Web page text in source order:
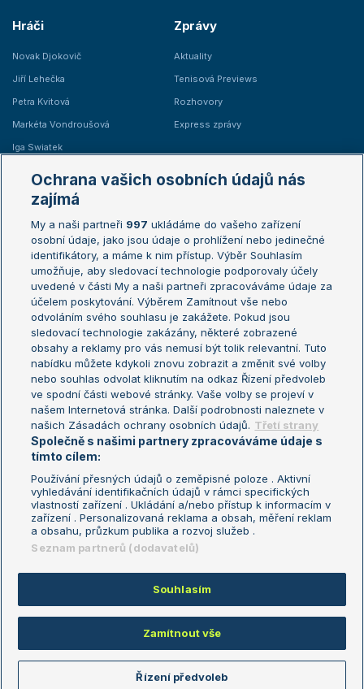
Hráči
Novak Djokovič
Jiří Lehečka
Petra Kvitová
Markéta Vondroušová
Iga Swiatek
Zprávy
Aktuality
Tenisová Previews
Rozhovory
Express zprávy
Žebříčky
Žebříček ATP (muži)
Žebříček WTA (ženy)
Sázkařský žebříček
Australian Open
French Open
Wimbledon
US Open
Turnaj mistrů
Turnaj mistryň
Aktualní trendy
Fotbalové přestupy
Livesport Daily
LS Prague Open
Podmínky užití
Nastavení soukromí
GDPR a žurnalistika
Reklama
Kontakt
Informace o zpracování osobních
údajů
Copyright © 2008-2026 TenisPortal.cz. Využíváme zpravodajství ČTK.
Ochrana vašich osobních údajů nás
zajímá
My a naši partneři 997 ukládáme do vašeho zařízení
osobní údaje, jako jsou údaje o prohlížení nebo jedinečné
identifikátory, a máme k nim přístup. Výběr Souhlasím
umožňuje, aby sledovací technologie podporovaly účely
uvedené v části My a naši partneři zpracováváme údaje za
účelem poskytování. Výběrem Zamítnout vše nebo
odvoláním svého souhlasu je zakážete. Pokud jsou
sledovací technologie zakázány, některé zobrazené
obsahy a reklamy pro vás nemusí být tolik relevantní. Tuto
nabídku můžete kdykoli znovu zobrazit a změnit své volby
nebo souhlas odvolat kliknutím na odkaz Řízení předvoleb
ve spodní části webové stránky. Vaše volby se projeví v
našem Internetová stránka. Další podrobnosti naleznete v
našich Zásadách ochrany osobních údajů. Třetí strany
Společně s našimi partnery zpracováváme údaje s
tímto cílem:
Používání přesných údajů o zeměpisné poloze . Aktivní
vyhledávání identifikačních údajů v rámci specifických
vlastností zařízení . Ukládání a/nebo přístup k informacím v
zařízení . Personalizovaná reklama a obsah, měření reklam
a obsahu, průzkum publika a rozvoj služeb .
Seznam partnerů (dodavatelů)
Souhlasím
Zamítnout vše
Řízení předvoleb